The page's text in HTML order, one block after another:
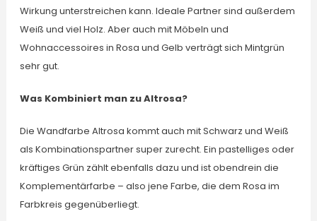
Wirkung unterstreichen kann. Ideale Partner sind außerdem
Weiß und viel Holz. Aber auch mit Möbeln und
Wohnaccessoires in Rosa und Gelb verträgt sich Mintgrün
sehr gut.
Was Kombiniert man zu Altrosa?
Die Wandfarbe Altrosa kommt auch mit Schwarz und Weiß
als Kombinationspartner super zurecht. Ein pastelliges oder
kräftiges Grün zählt ebenfalls dazu und ist obendrein die
Komplementärfarbe – also jene Farbe, die dem Rosa im
Farbkreis gegenüberliegt.